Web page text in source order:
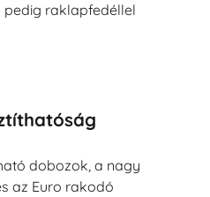
raklapfedéllel
dobozok, a nagy
az Euro rakodó